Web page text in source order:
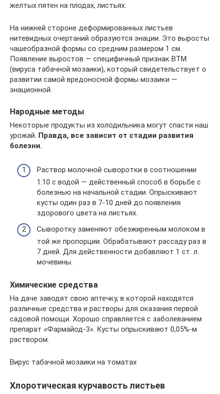
желтых пятен на плодах, листьях.
На нижней стороне деформированных листьев
нитевидных очертаний образуются энации. Это выросты
чашеобразной формы со средним размером 1 см.
Появление выростов — специфичный признак ВТМ
(вируса табачной мозаики), который свидетельствует о
развитии самой вредоносной формы мозаики —
энационной.
Народные методы
Некоторые продукты из холодильника могут спасти наш
урожай. Правда, все зависит от стадии развития
болезни.
Раствор молочной сыворотки в соотношении
1:10 с водой — действенный способ в борьбе с
болезнью на начальной стадии. Опрыскивают
кусты один раз в 7-10 дней до появления
здорового цвета на листьях.
Сыворотку заменяют обезжиренным молоком в
той же пропорции. Обрабатывают рассаду раз в
7 дней. Для действенности добавляют 1 ст. л.
мочевины.
Химические средства
На даче заводят свою аптечку, в которой находятся
различные средства и растворы для оказания первой
садовой помощи. Хорошо справляется с заболеванием
препарат «Фармайод-3». Кусты опрыскивают 0,05%-м
раствором.
Вирус табачной мозаики на томатах
Хлоротическая курчавость листьев